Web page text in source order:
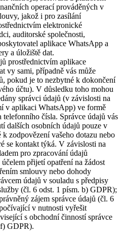
operací prováděných v
jakož i pro zasílání
elektronické
auditorské společnosti,
aplikace WhatsApp a
a úložiště dat.
prostřednictvím aplikace
vy sami, případně vás může
pokud je to nezbytné k dokončení
účtu). V důsledku toho mohou
správci údajů (v závislosti na
v aplikaci WhatsApp) ve formě
čísla. Správce údajů vás
dalších osobních údajů pouze v
zodpovězení vašeho dotazu nebo
se kontakt týká. V závislosti na
pro zpracování údajů
přijetí opatření na žádost
smlouvy nebo dohody
údajů v souladu s předpisy
(čl. 6 odst. 1 písm. b) GDPR);
zájem správce údajů (čl. 6
v nutnosti vyřešit
s obchodní činností správce
GDPR).